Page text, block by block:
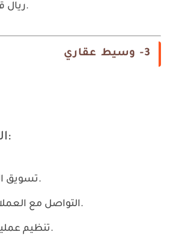
2,500 ريال قطري شهرياً.
3- وسيط عقاري
المهام الوظيفية:
تسويق العقارات المتاحة.
التواصل مع العملاء والمستثمرين.
تنظيم عمليات البيع والتأجير.